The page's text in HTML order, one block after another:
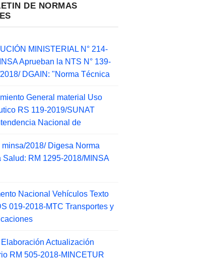
DE NORMAS
MINISTERIAL N° 214-
Aprueban la NTS N° 139-
DGAIN: "Norma Técnica
General material Uso
RS 119-2019/SUNAT
Nacional de
minsa/2018/ Digesa Norma
Salud: RM 1295-2018/MINSA
Nacional Vehículos Texto
019-2018-MTC Transportes y
Actualización
RM 505-2018-MINCETUR